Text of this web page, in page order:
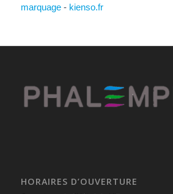
marquage- kienso.fr
HORAIRES D’OUVERTURE